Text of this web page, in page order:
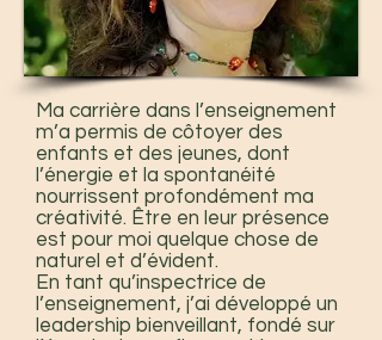
Ma carrière dans l’enseignement
m’a permis de côtoyer des
enfants et des jeunes, dont
l’énergie et la spontanéité
nourrissent profondément ma
créativité. Être en leur présence
est pour moi quelque chose de
naturel et d’évident.
En tant qu’inspectrice de
l’enseignement, j’ai développé un
leadership bienveillant, fondé sur